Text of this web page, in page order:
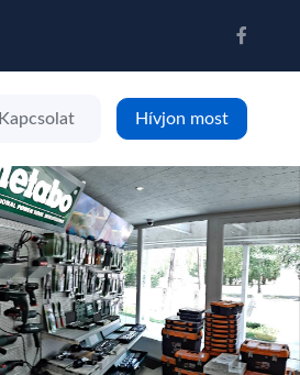
Kapcsolat Hívjon most